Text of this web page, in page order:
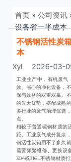
首页 » 公司资讯
设备省一半成本
不锈钢活性炭
本
Xyl 2026-03-
工业生产中，有机废气
效、省心的净化设备，
保与效益的双重双赢。
的先天优势，搭配成熟
多行业的废气治理优选
点。
相较于普通碳钢材质的
距。工业废气成分复杂
钢活性炭箱用不了多久
需要频繁维修、更换设
304或316L不锈钢材质